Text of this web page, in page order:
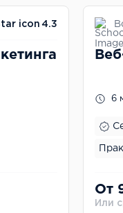
4.3
6
От
Или